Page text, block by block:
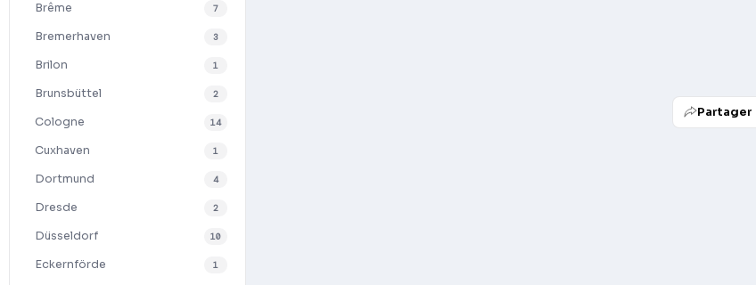
Brême 7
Bremerhaven 3
Brilon 1
Brunsbüttel 2
Cologne 14
Cuxhaven 1
Dortmund 4
Dresde 2
Düsseldorf 10
Eckernförde 1
Partager